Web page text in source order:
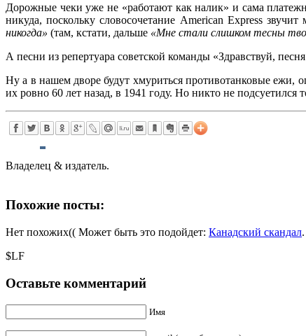
Дорожные чеки уже не «работают как налик» и сама
никуда, поскольку словосочетание American Express
никогда» (там, кстати, дальше «Мне стали слишком тесны
А песни из репертуара советской команды «Здравствуй,
Ну а в нашем дворе будут хмуриться противотанковые ежи,
их ровно 60 лет назад, в 1941 году. Но никто не
Владелец & издатель.
Похожие посты:
Нет похожих(( Может быть это подойдет: Канадский скандал.
$LF
Оставьте комментарий
Имя